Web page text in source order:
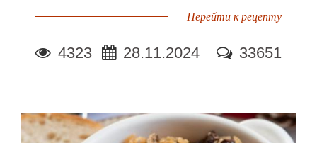
Перейти к рецепту
4323 28.11.2024 33651